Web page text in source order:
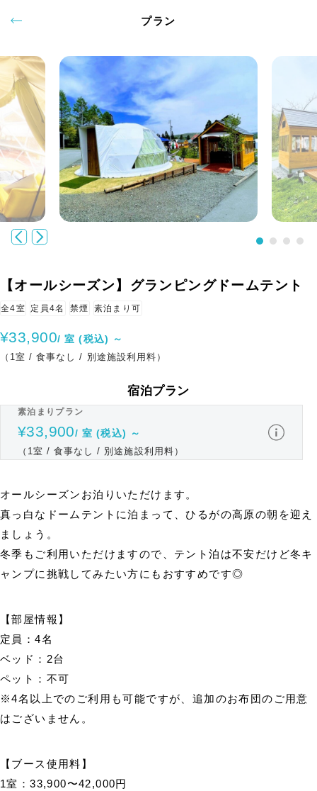
プラン
【オールシーズン】グランピングドームテント
全4室 定員4名 禁煙 素泊まり可
¥33,900/ 室 (税込) ～
（1室 / 食事なし / 別途施設利用料）
宿泊プラン
素泊まりプラン
¥33,900/ 室 (税込) ～
（1室 / 食事なし / 別途施設利用料）
オールシーズンお泊りいただけます。
真っ白なドームテントに泊まって、ひるがの高原の朝を迎え
ましょう。
冬季もご利用いただけますので、テント泊は不安だけど冬キ
ャンプに挑戦してみたい方にもおすすめです◎
【部屋情報】
定員：4名
ベッド：2台
ペット：不可
※4名以上でのご利用も可能ですが、追加のお布団のご用意
はございません。
【ブース使用料】
1室：33,900〜42,000円